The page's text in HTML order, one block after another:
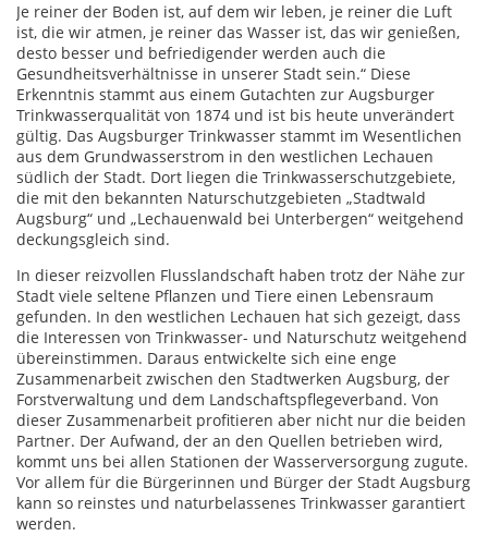
Je reiner der Boden ist, auf dem wir leben, je reiner die Luft
ist, die wir atmen, je reiner das Wasser ist, das wir genießen,
desto besser und befriedigender werden auch die
Gesundheitsverhältnisse in unserer Stadt sein.“ Diese
Erkenntnis stammt aus einem Gutachten zur Augsburger
Trinkwasserqualität von 1874 und ist bis heute unverändert
gültig. Das Augsburger Trinkwasser stammt im Wesentlichen
aus dem Grundwasserstrom in den westlichen Lechauen
südlich der Stadt. Dort liegen die Trinkwasserschutzgebiete,
die mit den bekannten Naturschutzgebieten „Stadtwald
Augsburg“ und „Lechauenwald bei Unterbergen“ weitgehend
deckungsgleich sind.
In dieser reizvollen Flusslandschaft haben trotz der Nähe zur
Stadt viele seltene Pflanzen und Tiere einen Lebensraum
gefunden. In den westlichen Lechauen hat sich gezeigt, dass
die Interessen von Trinkwasser- und Naturschutz weitgehend
übereinstimmen. Daraus entwickelte sich eine enge
Zusammenarbeit zwischen den Stadtwerken Augsburg, der
Forstverwaltung und dem Landschaftspflegeverband. Von
dieser Zusammenarbeit profitieren aber nicht nur die beiden
Partner. Der Aufwand, der an den Quellen betrieben wird,
kommt uns bei allen Stationen der Wasserversorgung zugute.
Vor allem für die Bürgerinnen und Bürger der Stadt Augsburg
kann so reinstes und naturbelassenes Trinkwasser garantiert
werden.